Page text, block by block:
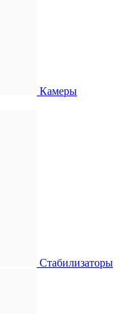
Камеры
Стабилизаторы